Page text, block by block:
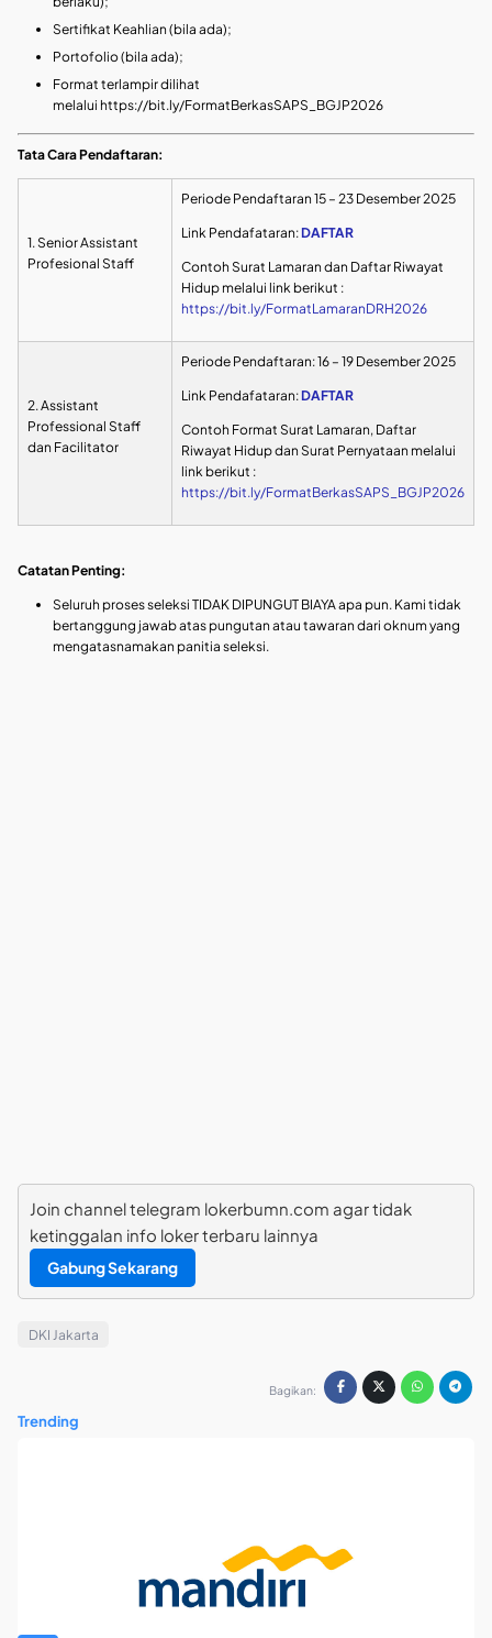
Sertifikat Keahlian (bila ada);
Portofolio (bila ada);
Format terlampir dilihat
melalui https://bit.ly/FormatBerkasSAPS_BGJP2026
Tata Cara Pendaftaran:
1. Senior Assistant
Profesional Staff
Periode Pendaftaran 15 – 23 Desember 2025
Link Pendafataran:DAFTAR
Contoh Surat Lamaran dan Daftar Riwayat
Hidup melalui link berikut :
https://bit.ly/FormatLamaranDRH2026
2. Assistant
Professional Staff
dan Facilitator
Periode Pendaftaran: 16 – 19 Desember 2025
Link Pendafataran:DAFTAR
Contoh Format Surat Lamaran, Daftar
Riwayat Hidup dan Surat Pernyataan melalui
link berikut :
https://bit.ly/FormatBerkasSAPS_BGJP2026
Catatan Penting:
Seluruh proses seleksi TIDAK DIPUNGUT BIAYA apa pun. Kami tidak
bertanggung jawab atas pungutan atau tawaran dari oknum yang
mengatasnamakan panitia seleksi.
Join channel telegram lokerbumn.com agar tidak
ketinggalan info loker terbaru lainnya
Gabung Sekarang
DKI Jakarta
Bagikan:
Trending